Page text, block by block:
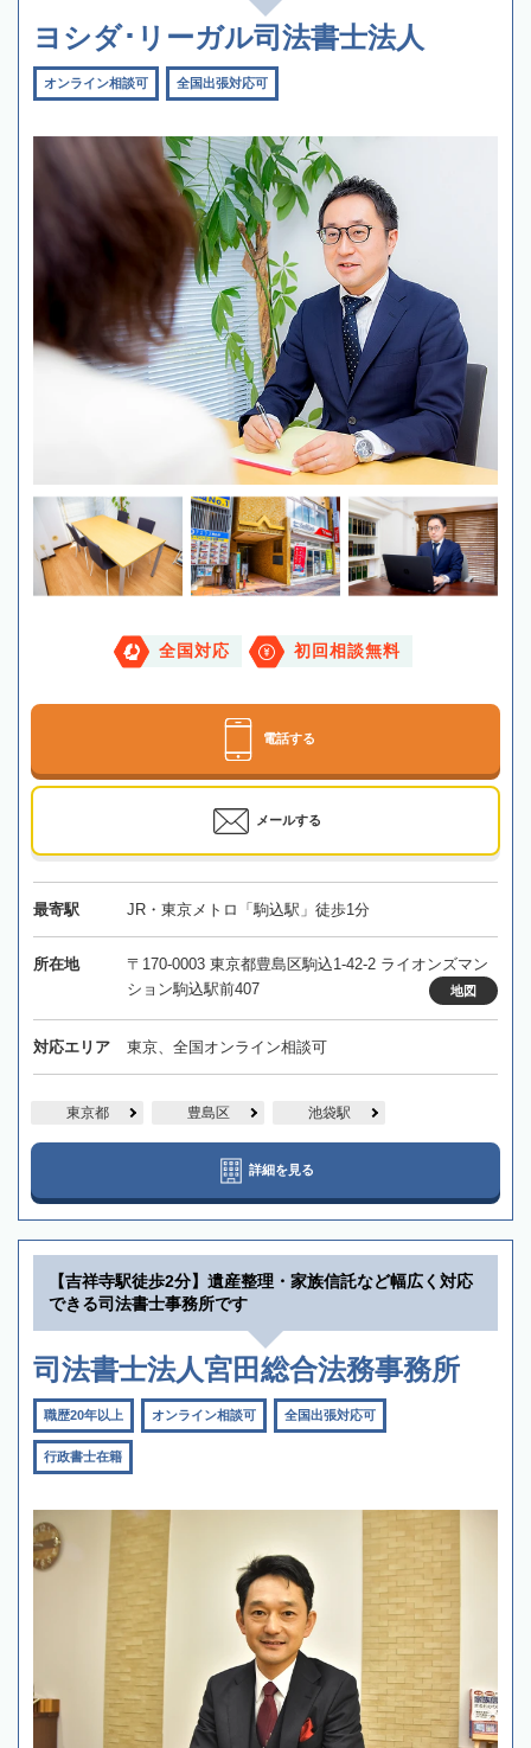
ヨシダ･リーガル司法書士法人
オンライン相談可 全国出張対応可
全国対応 初回相談無料
電話する
メールする
最寄駅 JR・東京メトロ「駒込駅」徒歩1分
所在地
〒170-0003 東京都豊島区駒込1-42-2 ライオンズマン
ション駒込駅前407
地図
対応エリア 東京、全国オンライン相談可
東京都 豊島区 池袋駅
詳細を見る
【吉祥寺駅徒歩2分】遺産整理・家族信託など幅広く対応
できる司法書士事務所です
司法書士法人宮田総合法務事務所
職歴20年以上 オンライン相談可 全国出張対応可
行政書士在籍